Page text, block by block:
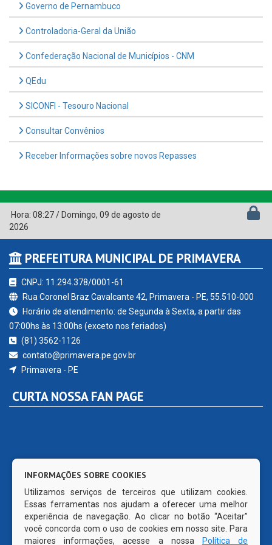
Governo de Pernambuco
Controladoria-Geral da União
Confederação Nacional de Municípios - CNM
QEdu
SICONFI - Tesouro Nacional
Consultar Convênios
Receber Informações sobre novos Repasses
Hora: 08:27/ Domingo, 09 de agosto de
2026
PREFEITURA MUNICIPAL DE PRIMAVERA
CNPJ: 11.294.378/0001-61
Rua Coronel Braz Cavalcante 42, Primavera - PE, 55.510-000
Horário de atendimento: de Segunda à Sexta, a partir das
07:00hs às 13:00hs (exceto nos feriados)
(81) 3562-1126
contato@primavera.pe.gov.br
Primavera - PE
CURTA NOSSA FAN PAGE
INFORMAÇÕES SOBRE COOKIES
Utilizamos serviços de terceiros que utilizam cookies.
Essas ferramentas nos ajudam a oferecer uma melhor
experiência de navegação. Ao clicar no botão “Aceitar”
você concorda com o uso de cookies em nosso site. Para
maiores informações, acesse a nossa
Política de